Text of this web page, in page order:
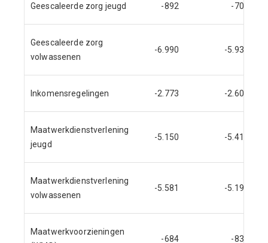
Geescaleerde zorg jeugd -892 -701
Geescaleerde zorg
volwassenen
-6.990 -5.933
Inkomensregelingen -2.773 -2.606
Maatwerkdienstverlening
jeugd
-5.150 -5.413
Maatwerkdienstverlening
volwassenen
-5.581 -5.196
Maatwerkvoorzieningen
-684 -832